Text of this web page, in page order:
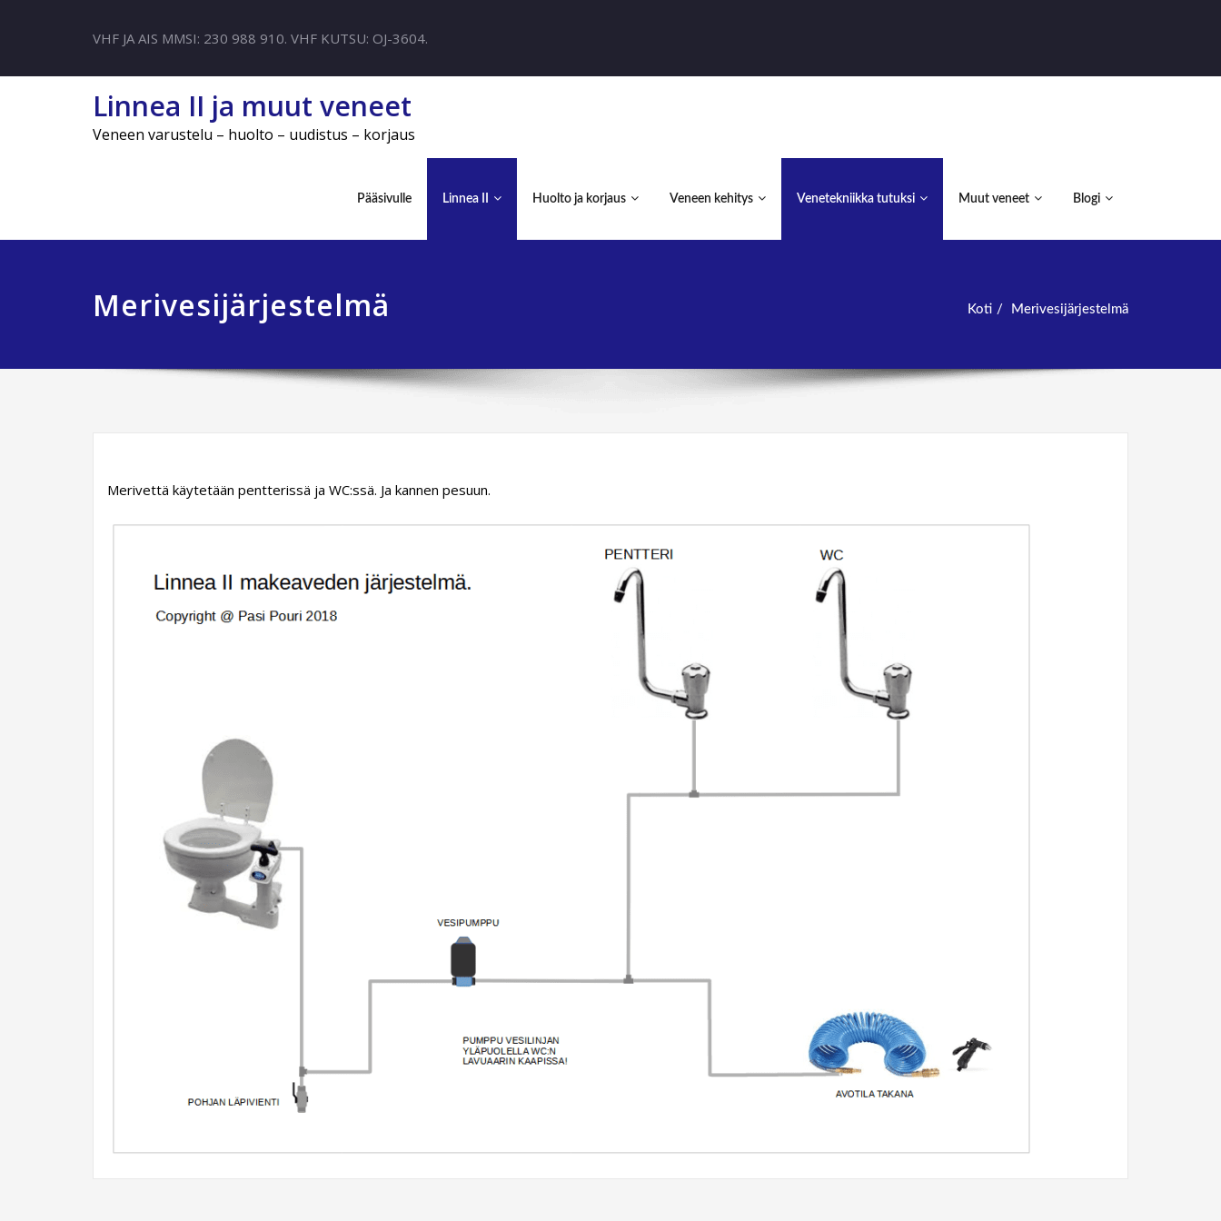
VHF JA AIS MMSI: 230 988 910. VHF KUTSU: OJ-3604.
Linnea II ja muut veneet
Veneen varustelu – huolto – uudistus – korjaus
Pääsivulle Linnea II Huolto ja korjaus Veneen kehitys Venetekniikka tutuksi Muut veneet Blogi
Merivesijärjestelmä Koti Merivesijärjestelmä
Merivettä käytetään pentterissä ja WC:ssä. Ja kannen pesuun.